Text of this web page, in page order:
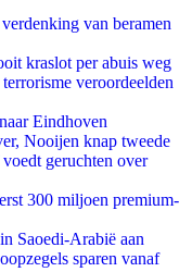
van beramen
kraslot per abuis weg
veroordeelden
Eindhoven
Nooijen knap tweede
geruchten over
300 miljoen premium-
Saoedi-Arabië aan
sparen vanaf